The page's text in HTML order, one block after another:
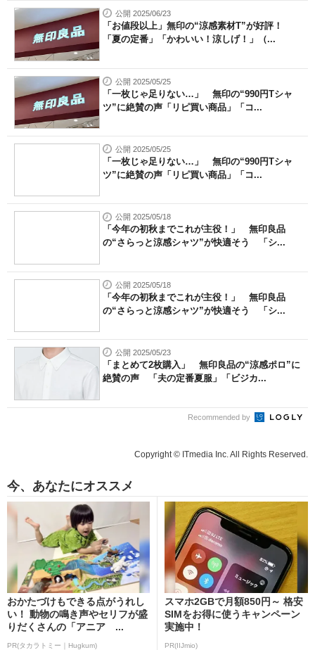
公開 2025/06/23
「お値段以上」無印の“涼感素材T”が好評！
「夏の定番」「かわいい！涼しげ！」（...
公開 2025/05/25
「一枚じゃ足りない…」 無印の“990円Tシャ
ツ”に絶賛の声「リピ買い商品」「コ...
公開 2025/05/25
「一枚じゃ足りない…」 無印の“990円Tシャ
ツ”に絶賛の声「リピ買い商品」「コ...
公開 2025/05/18
「今年の初秋までこれが主役！」 無印良品
の“さらっと涼感シャツ”が快適そう 「シ...
公開 2025/05/18
「今年の初秋までこれが主役！」 無印良品
の“さらっと涼感シャツ”が快適そう 「シ...
公開 2025/05/23
「まとめて2枚購入」 無印良品の“涼感ポロ”に
絶賛の声 「夫の定番夏服」「ビジカ...
Recommended by
Copyright © ITmedia Inc. All Rights Reserved.
今、あなたにオススメ
おかたづけもできる点がうれし
い！ 動物の鳴き声やセリフが盛
りだくさんの「アニア ...
PR(タカラトミー｜Hugkum)
スマホ2GBで月額850円～ 格安
SIMをお得に使うキャンペーン
実施中！
PR(IIJmio)